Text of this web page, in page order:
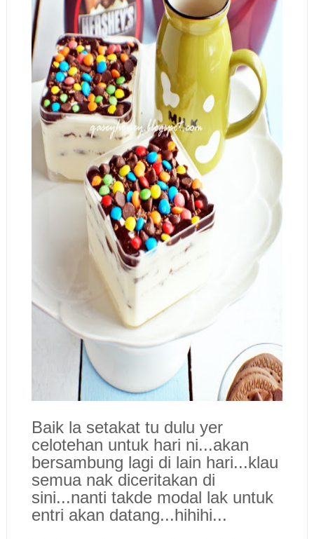
Baik la setakat tu dulu yer
celotehan untuk hari ni...akan
bersambung lagi di lain hari...klau
semua nak diceritakan di
sini...nanti takde modal lak untuk
entri akan datang...hihihi...